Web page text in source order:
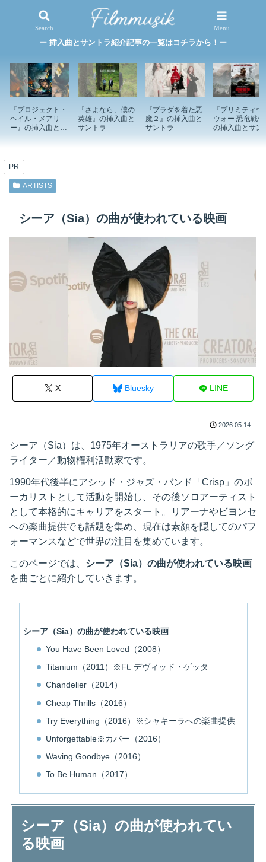
映画×音楽 特集記事
ー 挿入曲とサントラ紹介記事の一覧はコチラから！ー
『プロジェクト・
ヘイル・メアリ
ー』の挿入曲とサ
『さよなら、僕の
英雄』の挿入曲と
サントラ
『プラダを着た悪
魔２』の挿入曲と
サントラ
『プリミティヴ
ウォー 恐竜戦
の挿入曲とサン
PR
ARTISTS
シーア（Sia）の曲が使われている映画
X Bluesky LINE
2026.05.14
シーア（Sia）は、1975年オーストラリアの歌手／ソング
ライター／動物権利活動家です。
1990年代後半にアシッド・ジャズ・バンド「Crisp」のボ
ーカリストとして活動を開始し、その後ソロアーティスト
として本格的にキャリアをスタート。リアーナやビヨンセ
への楽曲提供でも話題を集め、現在は素顔を隠してのパフ
ォーマンスなどで世界の注目を集めています。
このページでは、 シーア（Sia）の曲が使われている映画
を曲ごとに紹介していきます。
シーア（Sia）の曲が使われている映画
You Have Been Loved（2008）
Titanium（2011）※Ft. デヴィッド・ゲッタ
Chandelier（2014）
Cheap Thrills（2016）
Try Everything（2016）※シャキーラへの楽曲提供
Unforgettable※カバー（2016）
Waving Goodbye（2016）
To Be Human（2017）
シーア（Sia）の曲が使われてい
る映画
Search Menu